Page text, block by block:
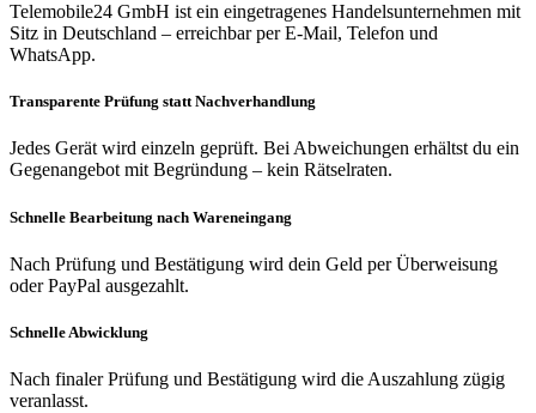
Telemobile24 GmbH ist ein eingetragenes Handelsunternehmen mit
Sitz in Deutschland – erreichbar per E-Mail, Telefon und
WhatsApp.
Transparente Prüfung statt Nachverhandlung
Jedes Gerät wird einzeln geprüft. Bei Abweichungen erhältst du ein
Gegenangebot mit Begründung – kein Rätselraten.
Schnelle Bearbeitung nach Wareneingang
Nach Prüfung und Bestätigung wird dein Geld per Überweisung
oder PayPal ausgezahlt.
Schnelle Abwicklung
Nach finaler Prüfung und Bestätigung wird die Auszahlung zügig
veranlasst.